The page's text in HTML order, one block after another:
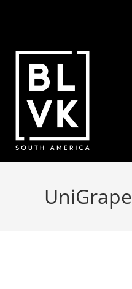
UniGrape